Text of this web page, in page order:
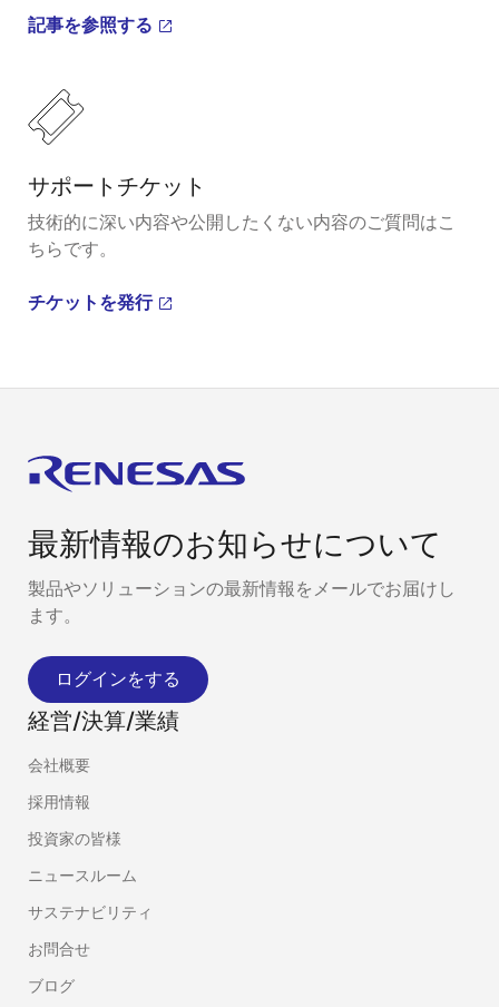
記事を参照する
サポートチケット
技術的に深い内容や公開したくない内容のご質問はこ
ちらです。
チケットを発行
最新情報のお知らせについて
製品やソリューションの最新情報をメールでお届けし
ます。
ログインをする
経営/決算/業績
会社概要
採用情報
投資家の皆様
ニュースルーム
サステナビリティ
お問合せ
ブログ